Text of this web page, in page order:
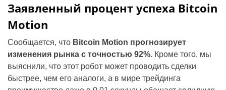
Заявленный процент успеха Bitcoin
Motion
Сообщается, что Bitcoin Motion прогнозирует
изменения рынка с точностью 92%. Кроме того, мы
выяснили, что этот робот может проводить сделки
быстрее, чем его аналоги, а в мире трейдинга